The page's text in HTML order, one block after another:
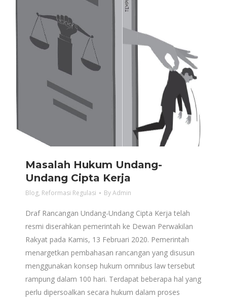
Masalah Hukum Undang-
Undang Cipta Kerja
Blog, Reformasi Regulasi ByAdmin
Draf Rancangan Undang-Undang Cipta Kerja telah
resmi diserahkan pemerintah ke Dewan Perwakilan
Rakyat pada Kamis, 13 Februari 2020. Pemerintah
menargetkan pembahasan rancangan yang disusun
menggunakan konsep hukum omnibus law tersebut
rampung dalam 100 hari. Terdapat beberapa hal yang
perlu dipersoalkan secara hukum dalam proses